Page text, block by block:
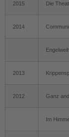
2015 Die
2014
2013
2012 Ganz
Im